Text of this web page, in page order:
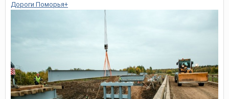
Дороги Поморья+